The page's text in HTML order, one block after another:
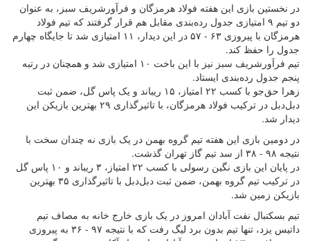
در نخستین بازی این هفته فولاد هرمزگان و فرآورشریف سبز، به عنوان
دو تیم ۹ امتیازی جدول رده‌بندی مقابل هم قرار گرفتند که تیم فولاد
هرمزگان با پیروزی ۶۳ - ۵۷ در این دیدار، ۱۱ امتیازی شد تا جایگاه چهارم
جدول را حفظ کند.
تیم فرآورشریف سبز نیز با این باخت ۱۰ امتیازی شد و همچنان در رتبه
پنجم جدول رده‌بندی ایستاد.
زهرا حق‌جو با کسب ۲۲ امتیاز، ۱۵ ریباند و یک پاس گل، ضمن ثبت
دبل‌دبل در ترکیب فولاد هرمزگان، با تاثیرگذاری ۲۹ بهترین بازیکن این
دیدار شد.
در دومین بازی این هفته تیم گروه بهمن در یک بازی نه چندان سخت با
نتیجه ۹۸ - ۳۸ از سد تیم گاز تهران گذشت.
در پایان این بازی نگین رسولی با کسب ۲۲ امتیاز، ۳ ریباند و ۱۰ پاس گل
در ترکیب تیم گروه بهمن، ضمن ثبت دبل‌دبل با تاثیرگذاری ۳۵ بهترین
بازیکن زمین شد.
تیم بسکتبال نفت آبادان امروز در یک بازی خارج خانه به مصاف تیم
داتیس یزد، تنها تیم بدون برد لیگ رفت که با نتیجه ۹۷ - ۳۶ به پیروزی